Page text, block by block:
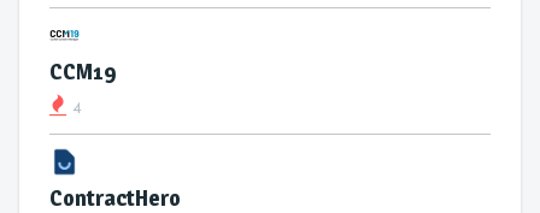
CCM19
4
ContractHero